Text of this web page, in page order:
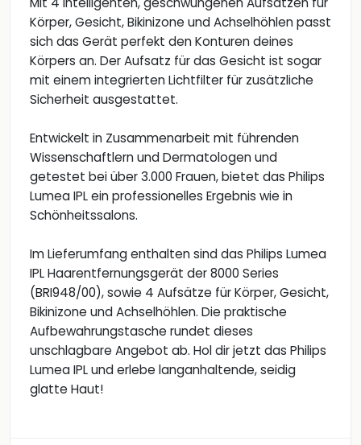
Körper, Gesicht, Bikinizone und Achselhöhlen passt
sich das Gerät perfekt den Konturen deines
Körpers an. Der Aufsatz für das Gesicht ist sogar
mit einem integrierten Lichtfilter für zusätzliche
Sicherheit ausgestattet.
Entwickelt in Zusammenarbeit mit führenden
Wissenschaftlern und Dermatologen und
getestet bei über 3.000 Frauen, bietet das Philips
Lumea IPL ein professionelles Ergebnis wie in
Schönheitssalons.
Im Lieferumfang enthalten sind das Philips Lumea
IPL Haarentfernungsgerät der 8000 Series
(BRI948/00), sowie 4 Aufsätze für Körper, Gesicht,
Bikinizone und Achselhöhlen. Die praktische
Aufbewahrungstasche rundet dieses
unschlagbare Angebot ab. Hol dir jetzt das Philips
Lumea IPL und erlebe langanhaltende, seidig
glatte Haut!